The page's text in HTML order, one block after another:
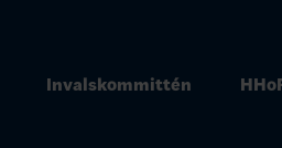
Invalskommittén